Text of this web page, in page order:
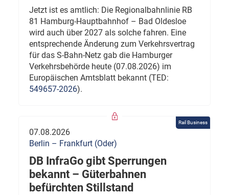
Jetzt ist es amtlich: Die Regionalbahnlinie RB
81 Hamburg-Hauptbahnhof – Bad Oldesloe
wird auch über 2027 als solche fahren. Eine
entsprechende Änderung zum Verkehrsvertrag
für das S-Bahn-Netz gab die Hamburger
Verkehrsbehörde heute (07.08.2026) im
Europäischen Amtsblatt bekannt (TED:
549657-2026).
Rail Business
07.08.2026
Berlin – Frankfurt (Oder)
DB InfraGo gibt Sperrungen
bekannt – Güterbahnen
befürchten Stillstand